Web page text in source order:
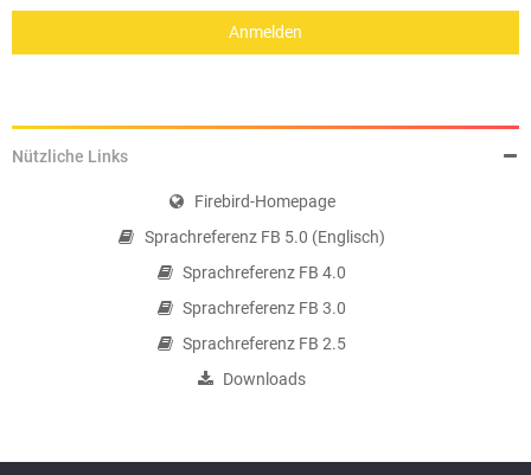
Nützliche Links
Firebird-Homepage
Sprachreferenz FB 5.0 (Englisch)
Sprachreferenz FB 4.0
Sprachreferenz FB 3.0
Sprachreferenz FB 2.5
Downloads